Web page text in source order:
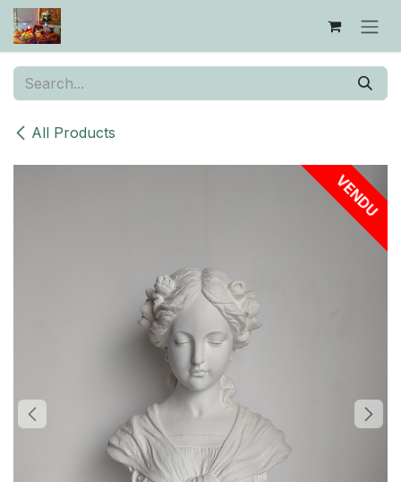
Skip to Content
All Products
VENDU